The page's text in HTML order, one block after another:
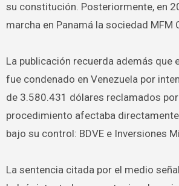
su constitución. Posteriormente, en
marcha en Panamá la sociedad MFM
La publicación recuerda además que
fue condenado en Venezuela por
de 3.580.431 dólares reclamados por
procedimiento afectaba
bajo su control: BDVE e Inversiones
La sentencia citada por el medio